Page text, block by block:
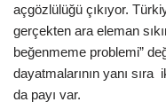
açgözlülüğü çıkıyor.
gerçekten ara eleman
beğenmeme problemi”
dayatmalarının yanı sıra
da payı var.